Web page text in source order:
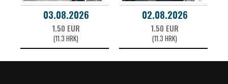
03.08.2026
1.50 EUR
(11.3 HRK)
02.08.2026
1.50 EUR
(11.3 HRK)